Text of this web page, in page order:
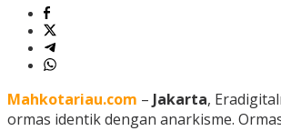
Mahkotariau.com – Jakarta,
ormas identik dengan anarkisme.